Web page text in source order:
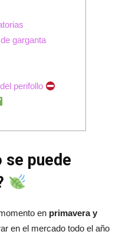
garganta
perifollo
se puede
en primavera y
en el mercado todo el año